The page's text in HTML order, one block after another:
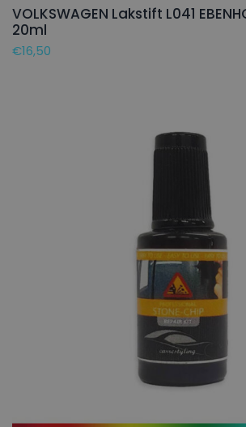
VOLKSWAGEN Lakstift L041
20ml
€16,50